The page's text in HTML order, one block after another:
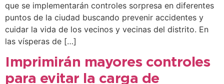
que se implementarán controles sorpresa en diferentes
puntos de la ciudad buscando prevenir accidentes y
cuidar la vida de los vecinos y vecinas del distrito. En
las vísperas de […]
Imprimirán mayores controles
para evitar la carga de